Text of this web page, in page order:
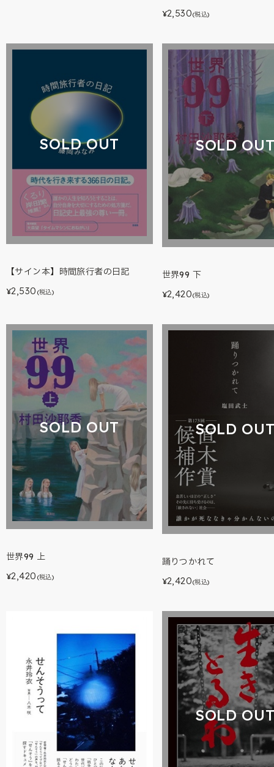
¥2,530(税込)
SOLD OUT
【サイン本】時間旅行者の日記
¥2,530 (税込)
SOLD
世界99 下
¥2,420(税込)
SOLD OUT
世界99 上
¥2,420 (税込)
SOLD
踊りつかれて
¥2,420(税込)
SOLD